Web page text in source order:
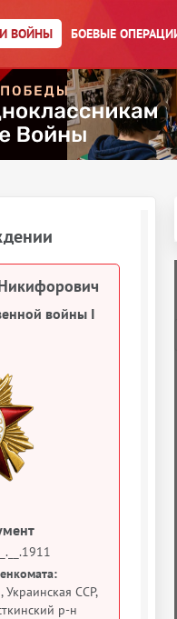
ВОЙНЫ БОЕВЫЕ
Невского
заслуги»
войны I
__.__.1911
ССР,
р-н